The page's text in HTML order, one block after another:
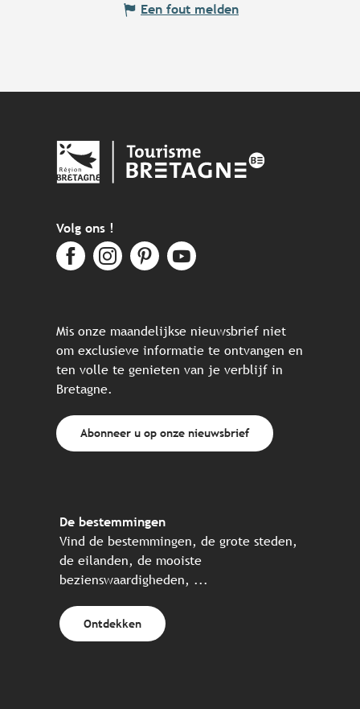
Een fout melden
Volg ons !
Mis onze maandelijkse nieuwsbrief niet
om exclusieve informatie te ontvangen en
ten volle te genieten van je verblijf in
Bretagne.
Abonneer u op onze nieuwsbrief
De bestemmingen
Vind de bestemmingen, de grote steden,
de eilanden, de mooiste
bezienswaardigheden, ...
Ontdekken